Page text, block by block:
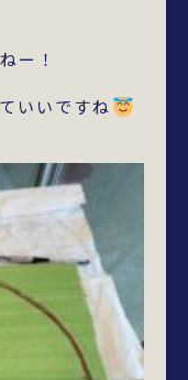
ー！
いいですね